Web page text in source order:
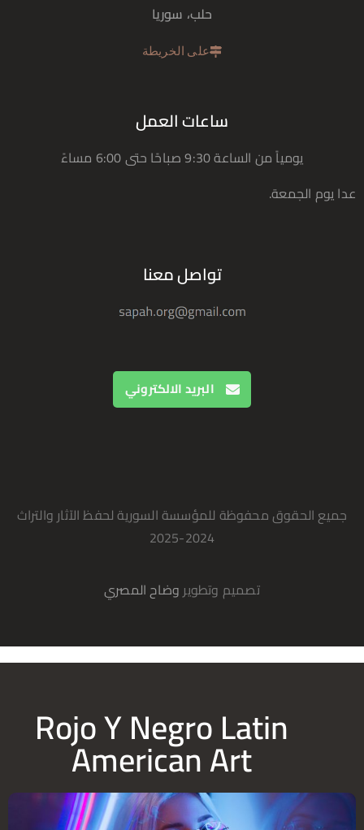
حلب، سوريا
على الخريطة
ساعات العمل
يومياً من الساعة 9:30 صباحًا حتى 6:00 مساءً
عدا يوم الجمعة.
تواصل معنا
البريد الالكتروني
جميع الحقوق محفوظة للمؤسسة السورية لحفظ الآثار والتراث
2024-2025
تصميم وتطوير وضاح المصري
Rojo Y Negro Latin
American Art